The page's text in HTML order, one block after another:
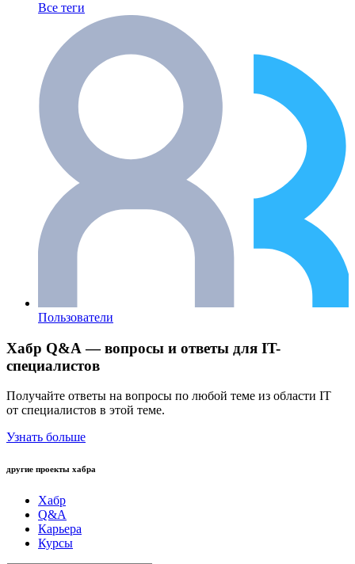
Все теги
Пользователи
Хабр Q&A — вопросы и ответы для IT-
специалистов
Получайте ответы на вопросы по любой теме из области IT
от специалистов в этой теме.
Узнать больше
другие проекты хабра
Хабр
Q&A
Карьера
Курсы